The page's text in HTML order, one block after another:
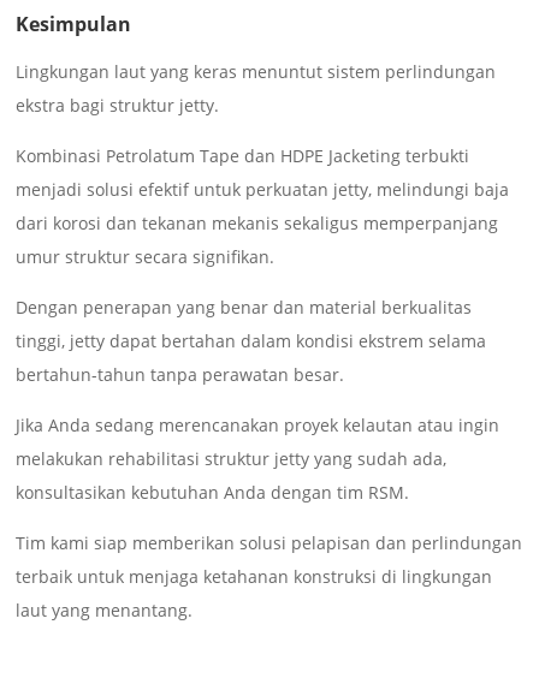
Kesimpulan
Lingkungan laut yang keras menuntut sistem perlindungan
ekstra bagi struktur jetty.
Kombinasi Petrolatum Tape dan HDPE Jacketing terbukti
menjadi solusi efektif untuk perkuatan jetty, melindungi baja
dari korosi dan tekanan mekanis sekaligus memperpanjang
umur struktur secara signifikan.
Dengan penerapan yang benar dan material berkualitas
tinggi, jetty dapat bertahan dalam kondisi ekstrem selama
bertahun-tahun tanpa perawatan besar.
Jika Anda sedang merencanakan proyek kelautan atau ingin
melakukan rehabilitasi struktur jetty yang sudah ada,
konsultasikan kebutuhan Anda dengan tim RSM.
Tim kami siap memberikan solusi pelapisan dan perlindungan
terbaik untuk menjaga ketahanan konstruksi di lingkungan
laut yang menantang.